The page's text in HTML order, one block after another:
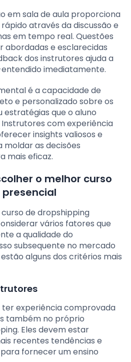
em sala de aula proporciona
através da discussão e
em tempo real. Questões
abordadas e esclarecidas
dos instrutores ajuda a
imediatamente.
é a capacidade de
e personalizado sobre os
estratégias que o aluno
com experiência
insights valiosos e
moldar as decisões
mais eficaz.
o melhor curso
de dropshipping
vários fatores que
a qualidade do
subsequente no mercado
alguns dos critérios mais
experiência comprovada
também no próprio
Eles devem estar
recentes tendências e
fornecer um ensino